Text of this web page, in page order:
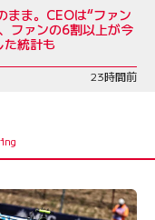
まま。CEOは“ファン
ファンの6割以上が今
た統計も
23時間前